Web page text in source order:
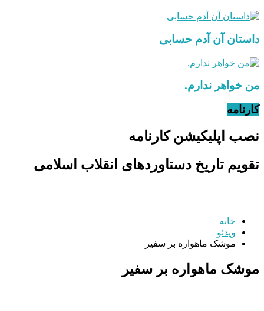
داستان آن آدم حسابی
من خواهر ندارم.
کارنامه
نصب اپلیکیشن کارنامه
تقویم تاریخ دستاوردهای انقلاب اسلامی
خانه
ویدئو
موشک ماهواره بر سفیر
موشک ماهواره بر سفیر